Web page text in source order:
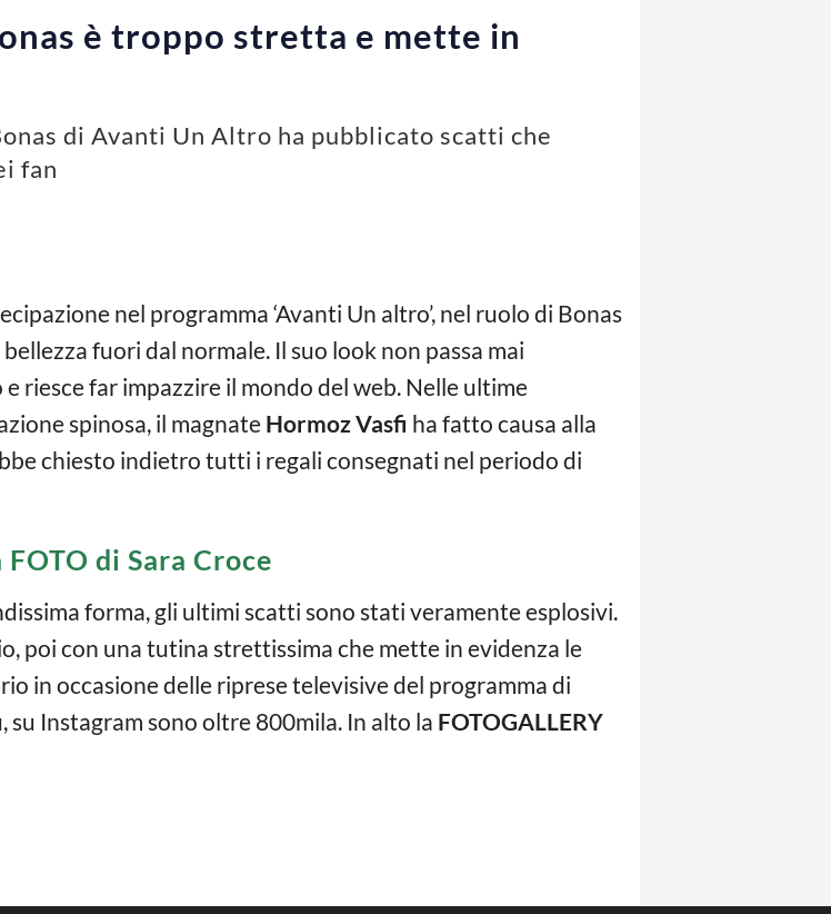
è troppo stretta e mette in
di Avanti Un Altro ha pubblicato scatti che
fan
nel programma ‘Avanti Un altro’, nel ruolo di Bonas
fuori dal normale. Il suo look non passa mai
riesce far impazzire il mondo del web. Nelle ultime
spinosa, il magnate Hormoz Vasfi ha fatto causa alla
chiesto indietro tutti i regali consegnati nel periodo di
FOTO di Sara Croce
forma, gli ultimi scatti sono stati veramente esplosivi.
poi con una tutina strettissima che mette in evidenza le
in occasione delle riprese televisive del programma di
su Instagram sono oltre 800mila. In alto la FOTOGALLERY